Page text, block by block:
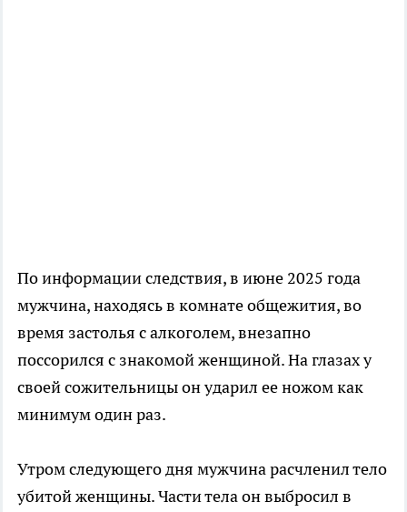
По информации следствия, в июне 2025 года
мужчина, находясь в комнате общежития, во
время застолья с алкоголем, внезапно
поссорился с знакомой женщиной. На глазах у
своей сожительницы он ударил ее ножом как
минимум один раз.
Утром следующего дня мужчина расчленил тело
убитой женщины. Части тела он выбросил в